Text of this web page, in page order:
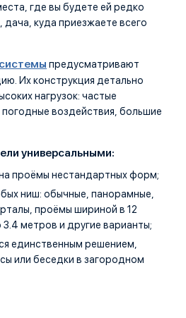
где вы будете ей редко
куда приезжаете всего
предусматривают
Их конструкция детально
нагрузок: частые
воздействия, большие
универсальными:
проёмы нестандартных форм;
ниш: обычные, панорамные,
проёмы шириной в 12
метров и другие варианты;
единственным решением,
или беседки в загородном